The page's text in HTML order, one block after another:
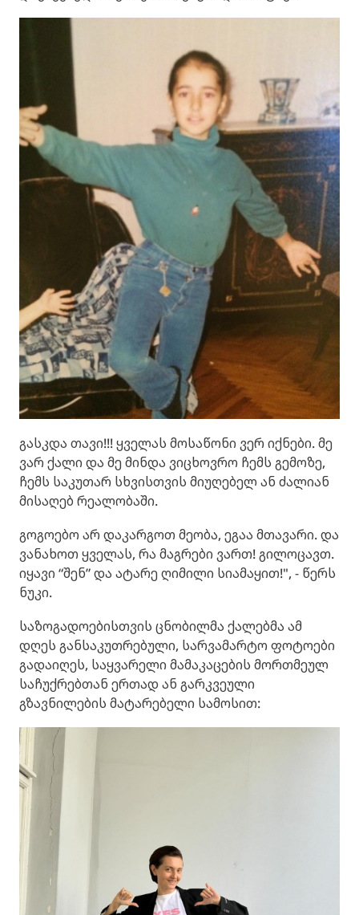
გასკდა თავი!!! ყველას მოსაწონი ვერ იქნები. მე
ვარ ქალი და მე მინდა ვიცხოვრო ჩემს გემოზე,
ჩემს საკუთარ სხვისთვის მიუღებელ ან ძალიან
მისაღებ რეალობაში.
გოგოებო არ დაკარგოთ მეობა, ეგაა მთავარი. და
ვანახოთ ყველას, რა მაგრები ვართ! გილოცავთ.
იყავი “შენ” და ატარე ღიმილი სიამაყით!", - წერს
ნუკი.
საზოგადოებისთვის ცნობილმა ქალებმა ამ
დღეს განსაკუთრებული, სარვამარტო ფოტოები
გადაიღეს, საყვარელი მამაკაცების მორთმეულ
საჩუქრებთან ერთად ან გარკვეული
გზავნილების მატარებელი სამოსით: